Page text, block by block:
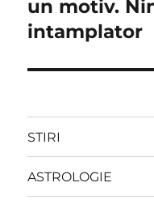
post:
un motiv.
intamplator
STIRI
ASTROLOGIE